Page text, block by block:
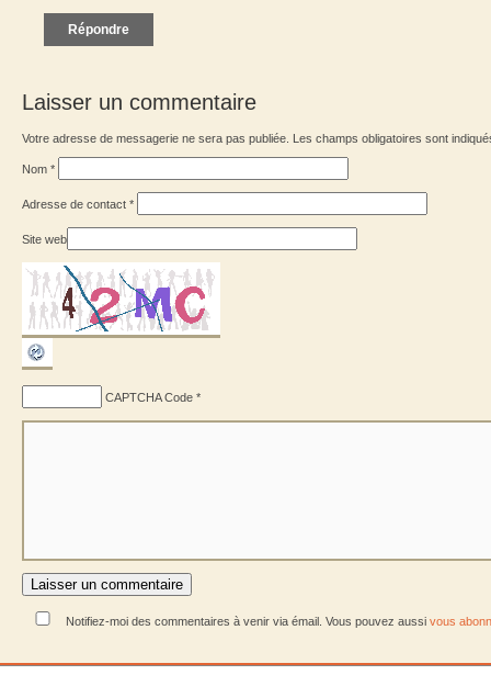
Répondre
Laisser un commentaire
Votre adresse de messagerie ne sera pas publiée. Les champs obligatoires sont
Nom *
Adresse de contact *
Site web
CAPTCHA Code *
Notifiez-moi des commentaires à venir via émail. Vous pouvez aussi vous